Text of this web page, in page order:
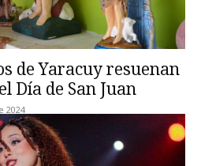
de Yaracuy resuenan
Día de San Juan
2024